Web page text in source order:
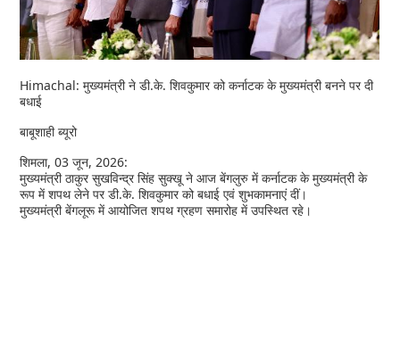
Himachal: मुख्यमंत्री ने डी.के. शिवकुमार को कर्नाटक के मुख्यमंत्री बनने पर दी
बधाई
बाबूशाही ब्यूरो
शिमला, 03 जून, 2026:
मुख्यमंत्री ठाकुर सुखविन्द्र सिंह सुक्खू ने आज बेंगलुरु में कर्नाटक के मुख्यमंत्री के
रूप में शपथ लेने पर डी.के. शिवकुमार को बधाई एवं शुभकामनाएं दीं।
मुख्यमंत्री बेंगलूरू में आयोजित शपथ ग्रहण समारोह में उपस्थित रहे।